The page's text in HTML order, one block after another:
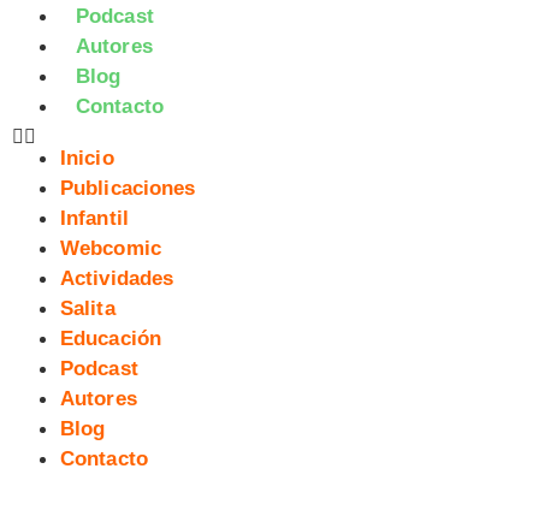
Podcast
Autores
Blog
Contacto
Inicio
Publicaciones
Infantil
Webcomic
Actividades
Salita
Educación
Podcast
Autores
Blog
Contacto